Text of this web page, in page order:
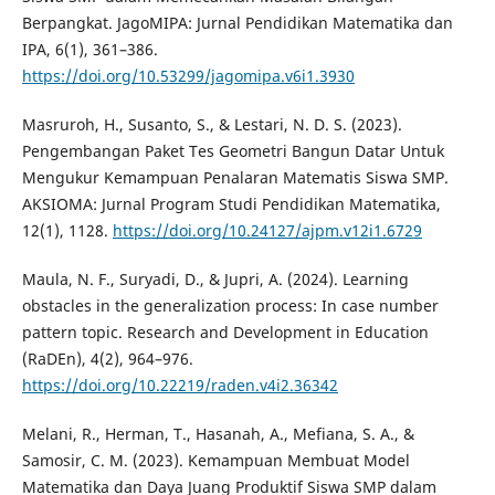
Berpangkat. JagoMIPA: Jurnal Pendidikan Matematika dan
IPA, 6(1), 361–386.
https://doi.org/10.53299/jagomipa.v6i1.3930
Masruroh, H., Susanto, S., & Lestari, N. D. S. (2023).
Pengembangan Paket Tes Geometri Bangun Datar Untuk
Mengukur Kemampuan Penalaran Matematis Siswa SMP.
AKSIOMA: Jurnal Program Studi Pendidikan Matematika,
12(1), 1128. https://doi.org/10.24127/ajpm.v12i1.6729
Maula, N. F., Suryadi, D., & Jupri, A. (2024). Learning
obstacles in the generalization process: In case number
pattern topic. Research and Development in Education
(RaDEn), 4(2), 964–976.
https://doi.org/10.22219/raden.v4i2.36342
Melani, R., Herman, T., Hasanah, A., Mefiana, S. A., &
Samosir, C. M. (2023). Kemampuan Membuat Model
Matematika dan Daya Juang Produktif Siswa SMP dalam